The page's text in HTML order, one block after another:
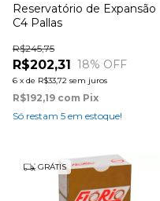
Reservatório de Expansão
C4 Pallas
R$202,31
R$245,75
18% OFF
6 x de R$33,72 sem juros
R$192,19 com Pix
Só restam 5 em estoque!
GRÁTIS